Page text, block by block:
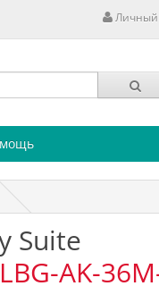
Личный
Suite
LBG-AK-